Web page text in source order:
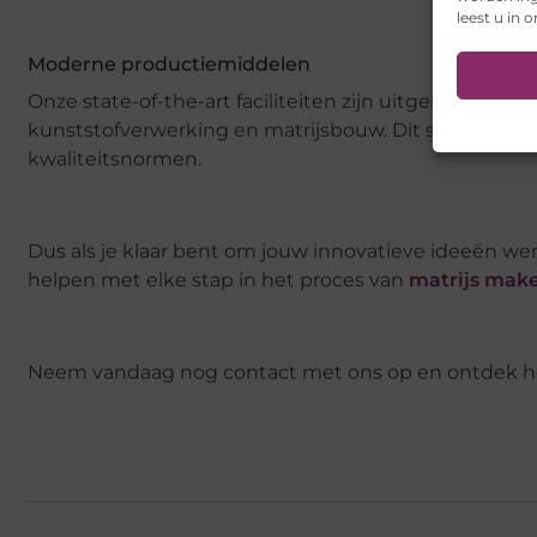
leest u in
Moderne productiemiddelen
Onze state-of-the-art faciliteiten zijn uitgerust met
kunststofverwerking en matrijsbouw. Dit stelt ons
kwaliteitsnormen.
Dus als je klaar bent om jouw innovatieve ideeën
helpen met elke stap in het proces van matrijs
Neem vandaag nog contact met ons op en ontdek